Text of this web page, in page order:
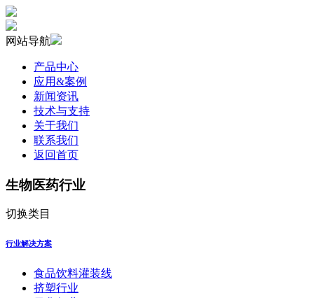
网站导航
产品中心
应用&案例
新闻资讯
技术与支持
关于我们
联系我们
返回首页
生物医药行业
切换类目
行业解决方案
食品饮料灌装线
挤塑行业